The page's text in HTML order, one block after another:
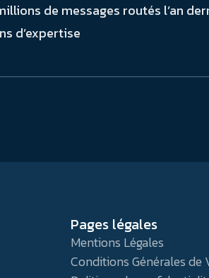
de messages routés l’an
d’expertise
Pages légales
Mentions Légales
Conditions Générales de